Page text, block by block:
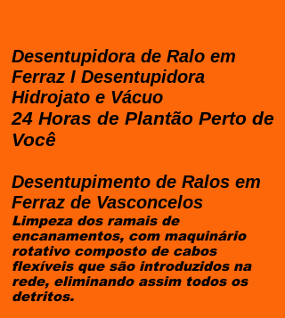
Desentupidora de Ralo em
Ferraz I Desentupidora
Hidrojato e Vácuo
24 Horas de Plantão Perto de
Você
Desentupimento de Ralos em
Ferraz de Vasconcelos
Limpeza dos ramais de
encanamentos, com maquinário
rotativo composto de cabos
flexíveis que são introduzidos na
rede, eliminando assim todos os
detritos.